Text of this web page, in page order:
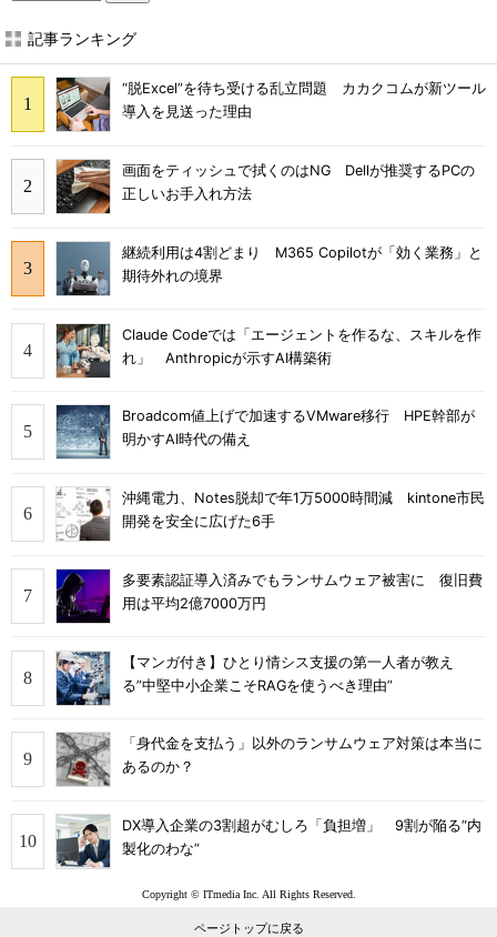
記事ランキング
“脱Excel”を待ち受ける乱立問題 カカクコムが新ツール
導入を見送った理由
画面をティッシュで拭くのはNG Dellが推奨するPCの
正しいお手入れ方法
継続利用は4割どまり M365 Copilotが「効く業務」と
期待外れの境界
Claude Codeでは「エージェントを作るな、スキルを作
れ」 Anthropicが示すAI構築術
Broadcom値上げで加速するVMware移行 HPE幹部が
明かすAI時代の備え
沖縄電力、Notes脱却で年1万5000時間減 kintone市民
開発を安全に広げた6手
多要素認証導入済みでもランサムウェア被害に 復旧費
用は平均2億7000万円
【マンガ付き】ひとり情シス支援の第一人者が教え
る”中堅中小企業こそRAGを使うべき理由”
「身代金を支払う」以外のランサムウェア対策は本当に
あるのか？
DX導入企業の3割超がむしろ「負担増」 9割が陥る“内
製化のわな”
Copyright © ITmedia Inc. All Rights Reserved.
ページトップに戻る